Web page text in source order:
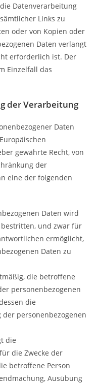
Datenverarbeitung
Links zu
oder von Kopien oder
Daten verlangt
erforderlich ist. Der
Einzelfall das
der Verarbeitung
Daten
gewährte Recht, von
der
eine der folgenden
Daten wird
und zwar für
ermöglicht,
Daten zu
die betroffene
personenbezogenen
die
personenbezogenen
die
die Zwecke der
betroffene Person
Ausübung